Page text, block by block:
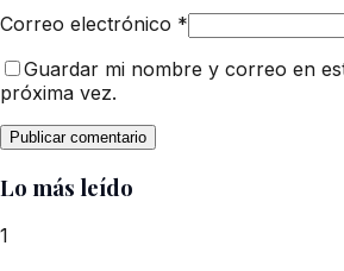
Correo electrónico *
Guardar mi nombre y correo en
próxima vez.
Lo más leído
1